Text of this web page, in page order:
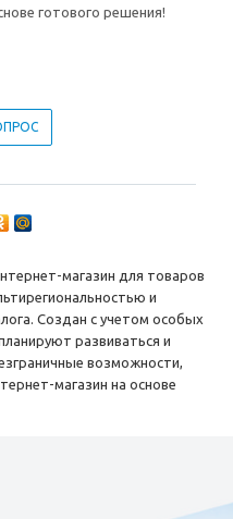
готового решения!
магазин для товаров
и
Создан с учетом особых
развиваться и
возможности,
магазин на основе